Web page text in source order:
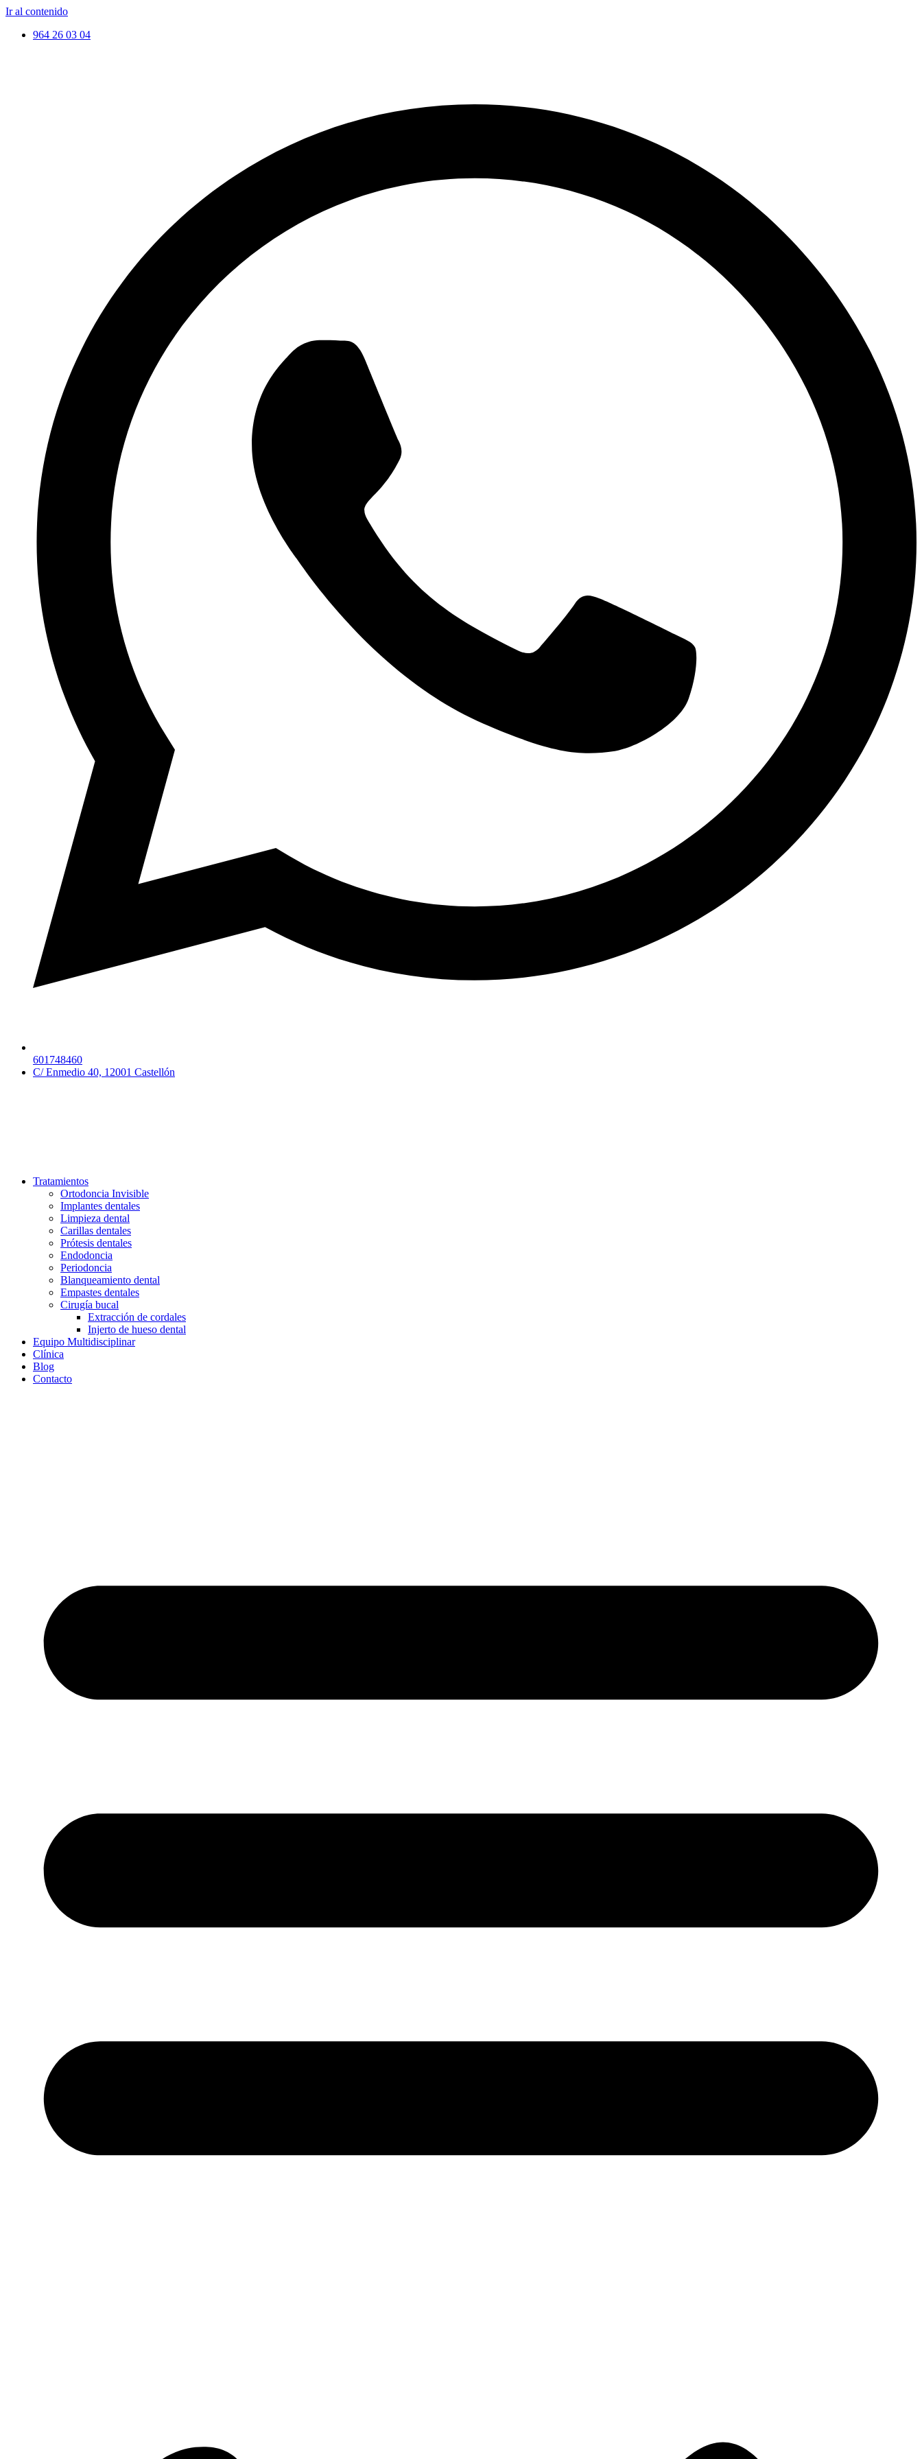
Ir al contenido
964 26 03 04
601748460
C/ Enmedio 40, 12001 Castellón
Tratamientos
Ortodoncia Invisible
Implantes dentales
Limpieza dental
Carillas dentales
Prótesis dentales
Endodoncia
Periodoncia
Blanqueamiento dental
Empastes dentales
Cirugía bucal
Extracción de cordales
Injerto de hueso dental
Equipo Multidisciplinar
Clínica
Blog
Contacto